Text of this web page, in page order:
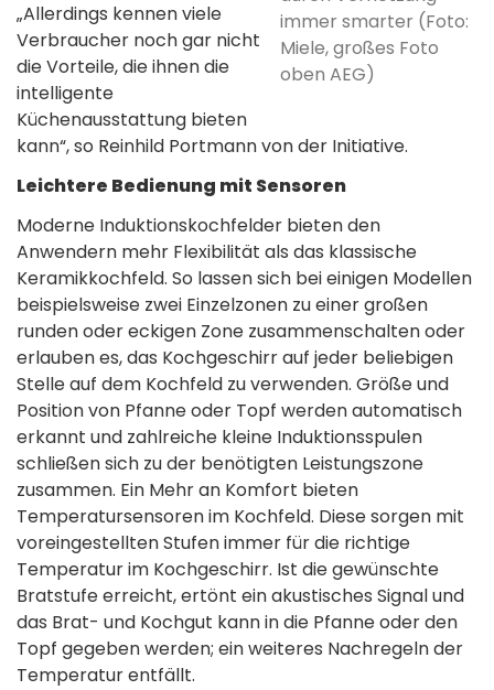
immer smarter (Foto:
Miele, großes Foto
oben AEG)
„Allerdings kennen viele
Verbraucher noch gar nicht
die Vorteile, die ihnen die
intelligente
Küchenausstattung bieten
kann“, so Reinhild Portmann von der Initiative.
Leichtere Bedienung mit Sensoren
Moderne Induktionskochfelder bieten den
Anwendern mehr Flexibilität als das klassische
Keramikkochfeld. So lassen sich bei einigen Modellen
beispielsweise zwei Einzelzonen zu einer großen
runden oder eckigen Zone zusammenschalten oder
erlauben es, das Kochgeschirr auf jeder beliebigen
Stelle auf dem Kochfeld zu verwenden. Größe und
Position von Pfanne oder Topf werden automatisch
erkannt und zahlreiche kleine Induktionsspulen
schließen sich zu der benötigten Leistungszone
zusammen. Ein Mehr an Komfort bieten
Temperatursensoren im Kochfeld. Diese sorgen mit
voreingestellten Stufen immer für die richtige
Temperatur im Kochgeschirr. Ist die gewünschte
Bratstufe erreicht, ertönt ein akustisches Signal und
das Brat- und Kochgut kann in die Pfanne oder den
Topf gegeben werden; ein weiteres Nachregeln der
Temperatur entfällt.